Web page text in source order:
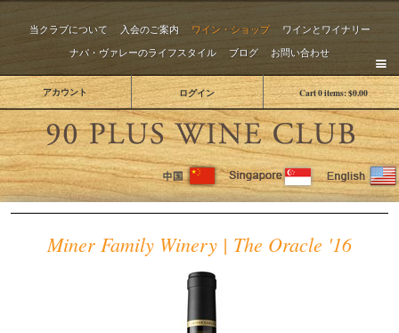
当クラブについて 入会のご案内 ワイン・ショップ
ワインとワイナリー
ナパ・ヴァレーのライフスタイル
ブログ お問い合わせ
Cart0items:$0.00
アカウント ログイン
The
Miner Family Winery | The Oracle '16